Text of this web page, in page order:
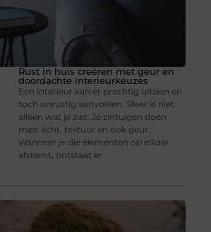
Rust in huis creëren met geur en
doordachte interieurkeuzes
Een interieur kan er prachtig uitzien en
toch onrustig aanvoelen. Sfeer is niet
alleen wat je ziet. Je zintuigen doen
mee: licht, textuur en ook geur.
Wanneer je die elementen op elkaar
afstemt, ontstaat er